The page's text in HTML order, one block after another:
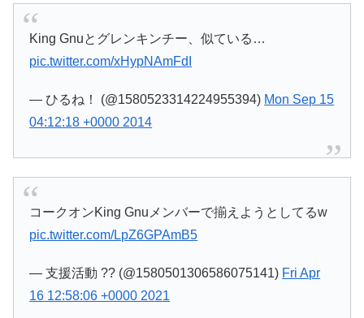
King Gnuとグレンキンチー、似ている…
pic.twitter.com/xHypNAmFdI
— ひるね！ (@1580523314224955394) Mon Sep 15
04:12:18 +0000 2014
コークオンKing Gnuメンバーで揃えようとしてるw
pic.twitter.com/LpZ6GPAmB5
— 支援活動 ?? (@1580501306586075141) Fri Apr
16 12:58:06 +0000 2021